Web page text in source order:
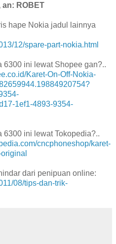
an: ROBET
hape Nokia jadul lainnya
12/spare-part-nokia.html
6300 ini lewat Shopee gan?..
Karet-On-Off-Nokia-
1ef1-4893-9354-
6300 ini lewat Tokopedia?..
cncphoneshop/karet-
dari penipuan online:
08/tips-dan-trik-